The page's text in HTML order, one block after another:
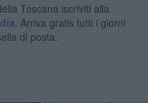
Toscana iscriviti alla
Arriva gratis tutti i giorni
di posta.